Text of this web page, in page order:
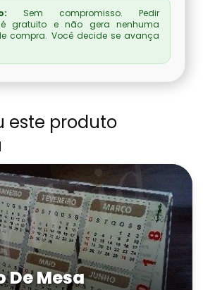
Sem compromisso. Pedir
gratuito e não gera nenhuma
compra. Você decide se avança
este produto
De Mesa